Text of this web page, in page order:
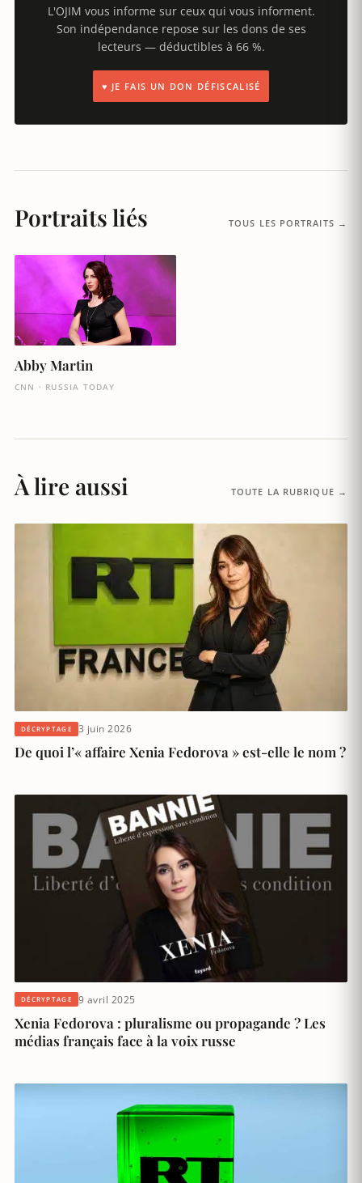
L'OJIM vous informe sur ceux qui vous informent.
Son indépendance repose sur les dons de ses
lecteurs — déductibles à 66 %.
♥ JE FAIS UN DON DÉFISCALISÉ
Portraits liés TOUS LES PORTRAITS →
Abby Martin
CNN · RUSSIA TODAY
À lire aussi TOUTE LA RUBRIQUE →
DÉCRYPTAGE 3 juin 2026
De quoi l’« affaire Xenia Fedorova » est-elle le nom ?
DÉCRYPTAGE 9 avril 2025
Xenia Fedorova : pluralisme ou propagande ? Les
médias français face à la voix russe